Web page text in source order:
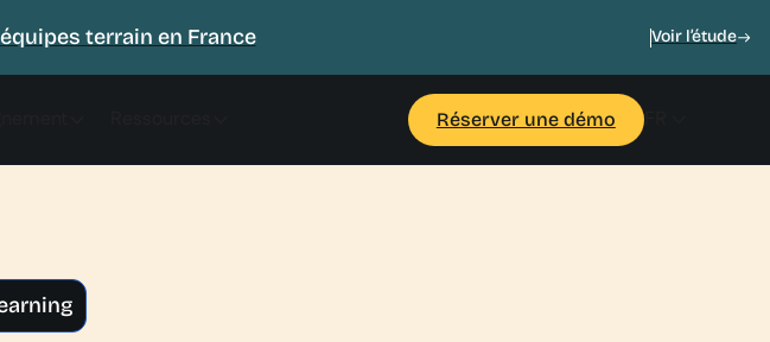
équipes terrain en France Voir l’étude
Réserver une démo FR